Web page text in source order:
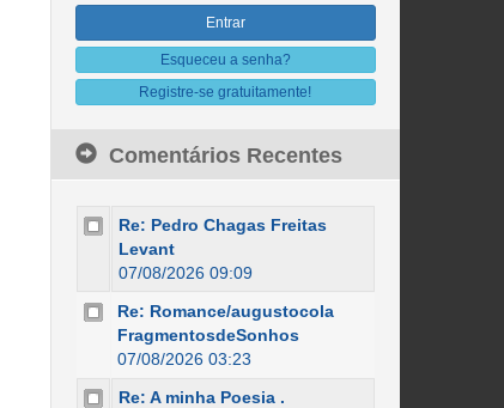
Esqueceu a senha?
Registre-se gratuitamente!
Comentários Recentes
Re: Pedro Chagas Freitas
Levant
07/08/2026 09:09
Re: Romance/augustocola
FragmentosdeSonhos
07/08/2026 03:23
Re: A minha Poesia .